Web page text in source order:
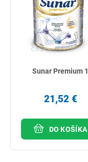
Sunar Premium 1
21,52 €
DO KOŠÍKA